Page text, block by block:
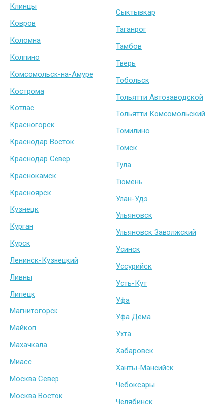
Клинцы
Ковров
Коломна
Колпино
Комсомольск-на-Амуре
Кострома
Котлас
Красногорск
Краснодар Восток
Краснодар Север
Краснокамск
Красноярск
Кузнецк
Курган
Курск
Ленинск-Кузнецкий
Ливны
Липецк
Магнитогорск
Майкоп
Махачкала
Миасс
Москва Север
Москва Восток
Сыктывкар
Таганрог
Тамбов
Тверь
Тобольск
Тольятти Автозаводской
Тольятти Комсомольский
Томилино
Томск
Тула
Тюмень
Улан-Удэ
Ульяновск
Ульяновск Заволжский
Усинск
Уссурийск
Усть-Кут
Уфа
Уфа Дёма
Ухта
Хабаровск
Ханты-Мансийск
Чебоксары
Челябинск